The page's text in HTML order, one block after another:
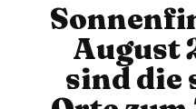
August
sind die